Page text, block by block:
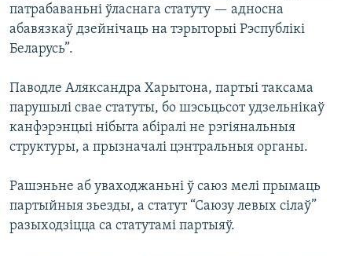
патрабаваньні ўласнага статуту — адносна
абавязкаў дзейнічаць на тэрыторыі Рэспублікі
Беларусь”.
Паводле Аляксандра Харытона, партыі таксама
парушылі свае статуты, бо шэсьцьсот удзельнікаў
канфэрэнцыі нібыта абіралі не рэгіянальныя
структуры, а прызначалі цэнтральныя органы.
Рашэньне аб уваходжаньні ў саюз мелі прымаць
партыйныя зьезды, а статут “Саюзу левых сілаў”
разыходзіцца са статутамі партыяў.